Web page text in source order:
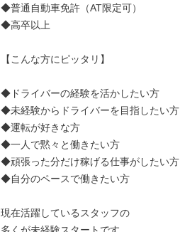
◆普通自動車免許（AT限定可）
◆高卒以上
【こんな方にピッタリ】
◆ドライバーの経験を活かしたい方
◆未経験からドライバーを目指したい方
◆運転が好きな方
◆一人で黙々と働きたい方
◆頑張った分だけ稼げる仕事がしたい方
◆自分のペースで働きたい方
現在活躍しているスタッフの